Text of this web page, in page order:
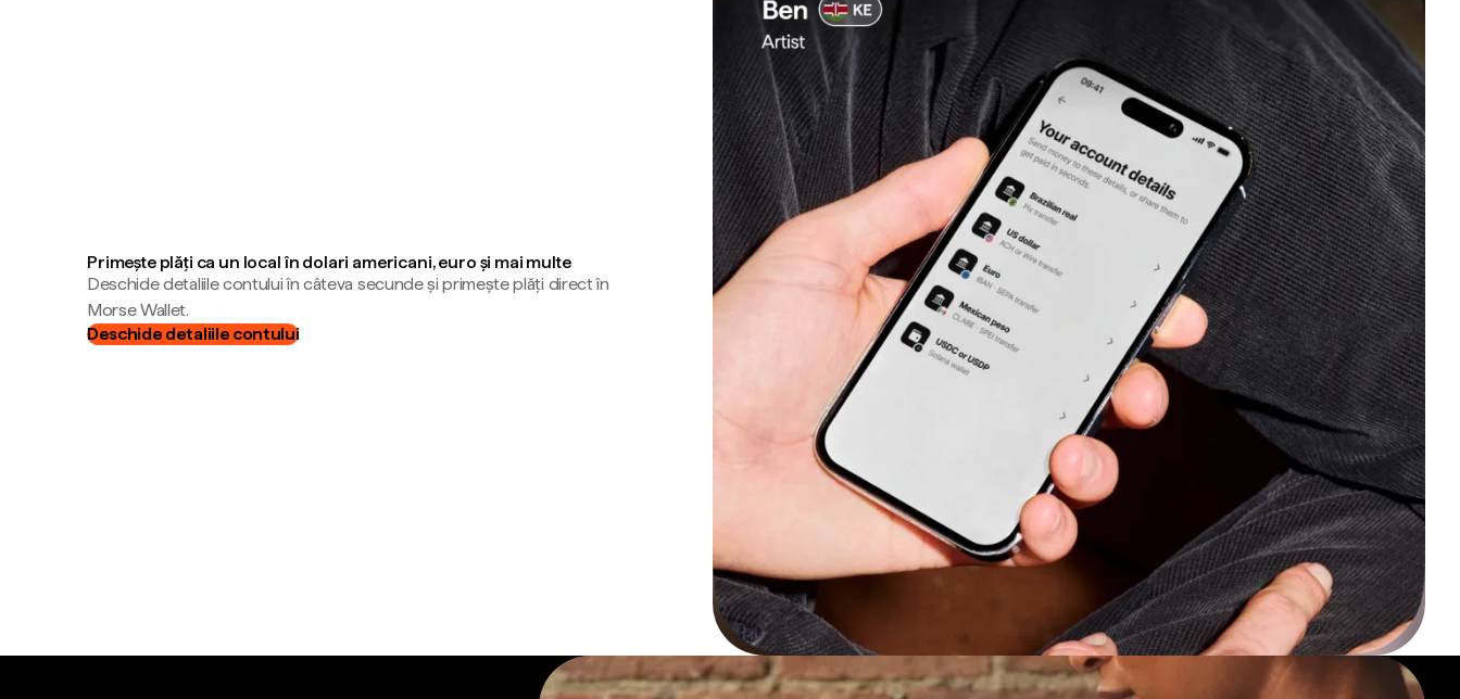
Primește plăți ca un local în dolari americani, euro și mai multe
Deschide detaliile contului în câteva secunde și primește plăți direct în
Morse Wallet.
Deschide detaliile contului